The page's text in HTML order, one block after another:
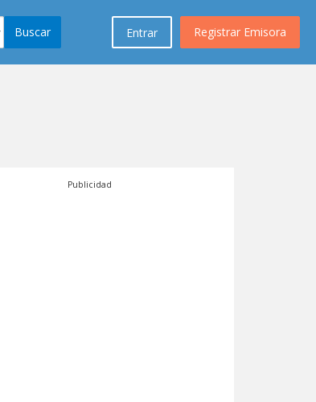
Registrar Emisora
Entrar
Buscar
Publicidad